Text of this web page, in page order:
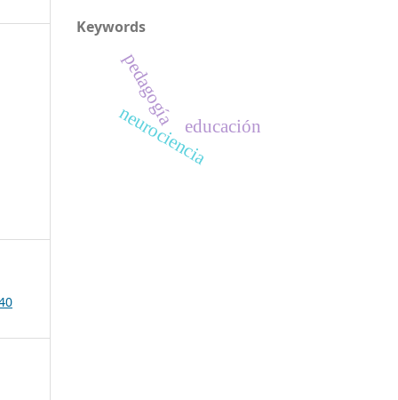
Keywords
neurocienciaeducación
pedagogía